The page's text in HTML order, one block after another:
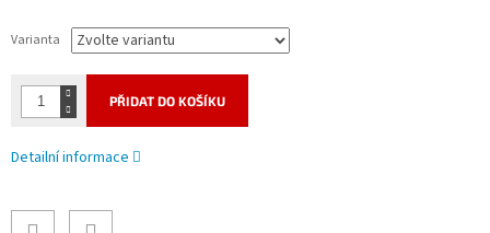
cena:
Varianta
PŘIDAT DO KOŠÍKU
Detailní informace